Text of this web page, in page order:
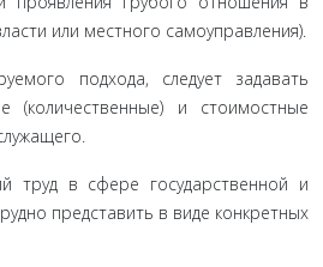
или местного само­управления).
подхода, следует зада­вать
(количественные) и стоимост­ные
труд в сфере государственной и
представить в виде кон­кретных